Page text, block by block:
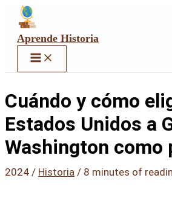
contenido
Aprende Historia
Cuándo y cómo
Estados Unidos a
Washington como
2024 / Historia / 8 minutes of